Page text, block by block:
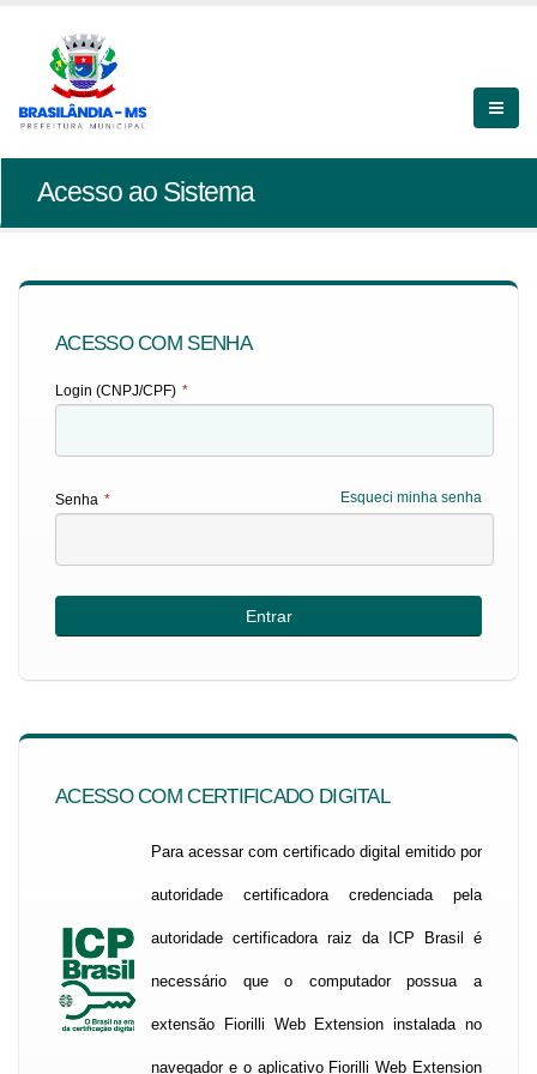
Acesso ao Sistema
ACESSO COM SENHA
Login (CNPJ/CPF) *
Esqueci minha senha
Senha *
ACESSO COM CERTIFICADO DIGITAL
Para acessar com certificado digital emitido por
autoridade certificadora credenciada pela
autoridade certificadora raiz da ICP Brasil é
necessário que o computador possua a
extensão Fiorilli Web Extension instalada no
navegador e o aplicativo Fiorilli Web Extension